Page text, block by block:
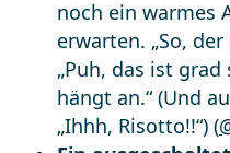
noch ein warmes
erwarten. „So,
„Puh, das ist
hängt an.“ (Und
„Ihhh, Risotto!!“) (